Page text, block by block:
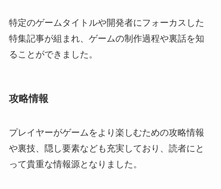
特定のゲームタイトルや開発者にフォーカスした
特集記事が組まれ、ゲームの制作過程や裏話を知
ることができました。
攻略情報
プレイヤーがゲームをより楽しむための攻略情報
や裏技、隠し要素なども充実しており、読者にと
って貴重な情報源となりました。